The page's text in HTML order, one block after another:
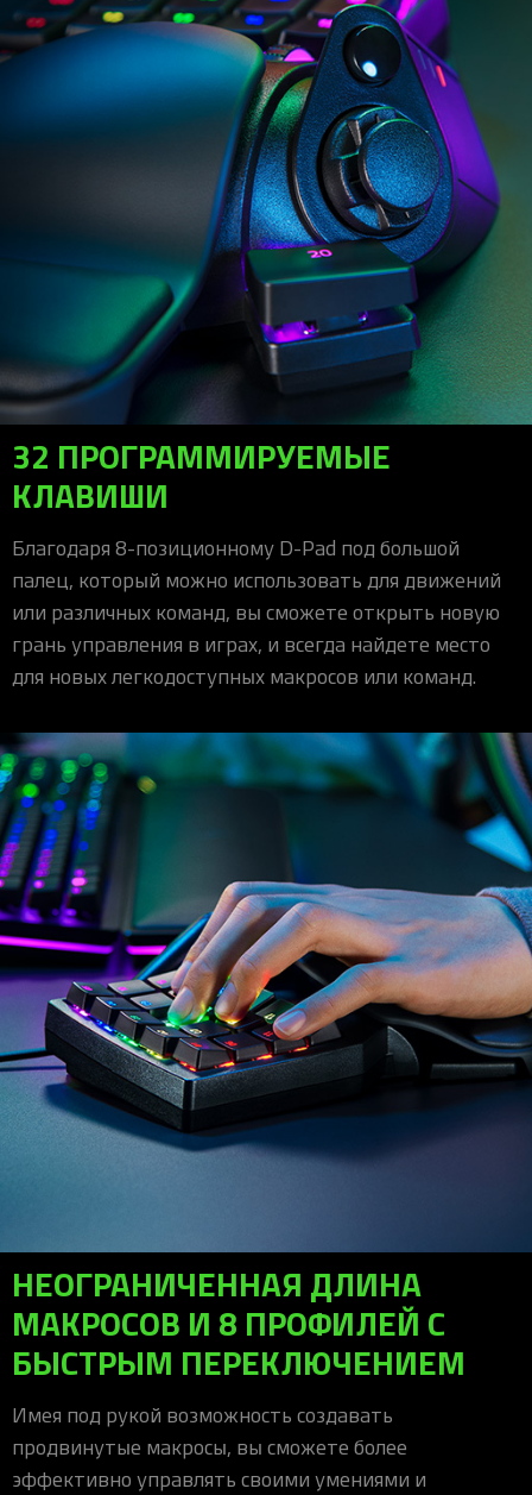
32 ПРОГРАММИРУЕМЫЕ
КЛАВИШИ
Благодаря 8-позиционному D-Pad под большой
палец, который можно использовать для движений
или различных команд, вы сможете открыть новую
грань управления в играх, и всегда найдете место
для новых легкодоступных макросов или команд.
НЕОГРАНИЧЕННАЯ ДЛИНА
МАКРОСОВ И 8 ПРОФИЛЕЙ С
БЫСТРЫМ ПЕРЕКЛЮЧЕНИЕМ
Имея под рукой возможность создавать
продвинутые макросы, вы сможете более
эффективно управлять своими умениями и